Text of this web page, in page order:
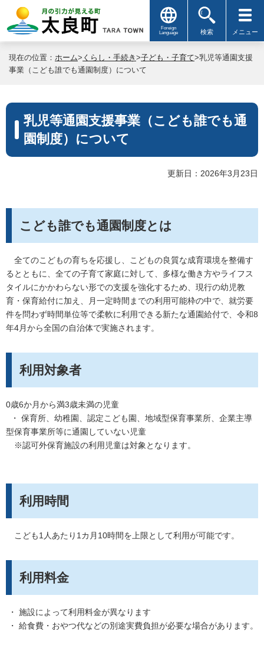
Foreign
Language
検索 メニュー
現在の位置： ホーム> くらし・手続き >子ども・子育て>乳児等通園支援
事業（こども誰でも通園制度）について
乳児等通園支援事業（こども誰でも通
園制度）について
更新日：2026年3月23日
こども誰でも通園制度とは
全てのこどもの育ちを応援し、こどもの良質な成育環境を整備す
るとともに、全ての子育て家庭に対して、多様な働き方やライフス
タイルにかかわらない形での支援を強化するため、現行の幼児教
育・保育給付に加え、月一定時間までの利用可能枠の中で、就労要
件を問わず時間単位等で柔軟に利用できる新たな通園給付で、令和8
年4月から全国の自治体で実施されます。
利用対象者
0歳6か月から満3歳未満の児童
・ 保育所、幼稚園、認定こども園、地域型保育事業所、企業主導
型保育事業所等に通園していない児童
※認可外保育施設の利用児童は対象となります。
利用時間
こども1人あたり1カ月10時間を上限として利用が可能です。
利用料金
・ 施設によって利用料金が異なります
・ 給食費・おやつ代などの別途実費負担が必要な場合があります。